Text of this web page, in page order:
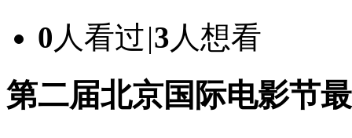
0 人看过|3人想看
第二届北京国际电影节